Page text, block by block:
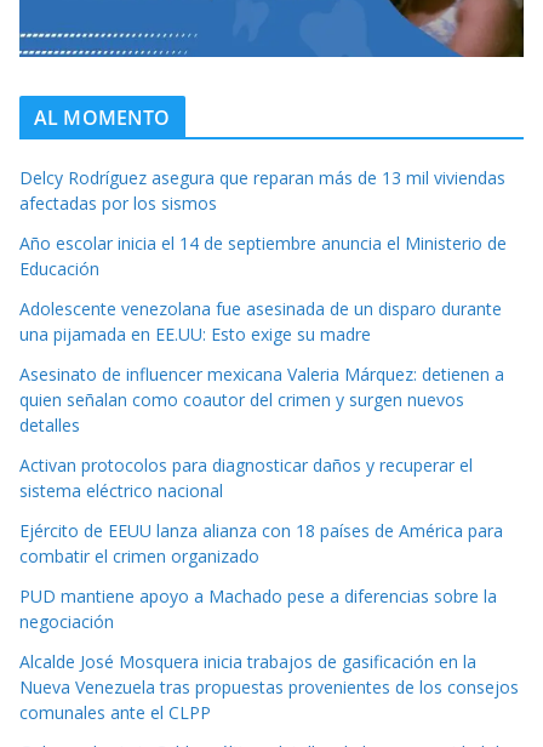
AL MOMENTO
Delcy Rodríguez asegura que reparan más de 13 mil viviendas
afectadas por los sismos
Año escolar inicia el 14 de septiembre anuncia el Ministerio de
Educación
Adolescente venezolana fue asesinada de un disparo durante
una pijamada en EE.UU: Esto exige su madre
Asesinato de influencer mexicana Valeria Márquez: detienen a
quien señalan como coautor del crimen y surgen nuevos
detalles
Activan protocolos para diagnosticar daños y recuperar el
sistema eléctrico nacional
Ejército de EEUU lanza alianza con 18 países de América para
combatir el crimen organizado
PUD mantiene apoyo a Machado pese a diferencias sobre la
negociación
Alcalde José Mosquera inicia trabajos de gasificación en la
Nueva Venezuela tras propuestas provenientes de los consejos
comunales ante el CLPP